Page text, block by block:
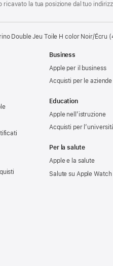
la tua posizione dal tuo
Double Jeu Toile H color Noir/Écru
Business
Apple per il business
Acquisti per le aziende
Education
Apple nell’istruzione
Acquisti per
Per la salute
Apple e la salute
Salute su Apple Watch